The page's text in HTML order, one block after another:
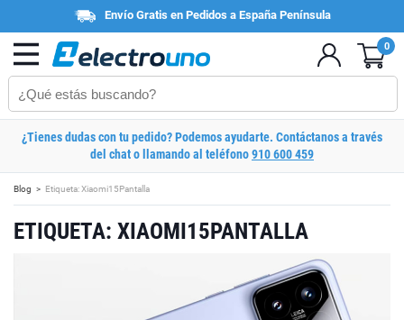
Envío Gratis en Pedidos a España Península
0
¿Tienes dudas con tu pedido? Podemos ayudarte. Contáctanos a través
del chat o llamando al teléfono910 600 459
Blog Etiqueta: Xiaomi15Pantalla
ETIQUETA: XIAOMI15PANTALLA